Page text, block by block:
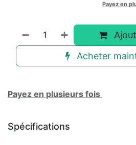
Acheter
Payez en
Payez en plusieurs fois
Spécifications